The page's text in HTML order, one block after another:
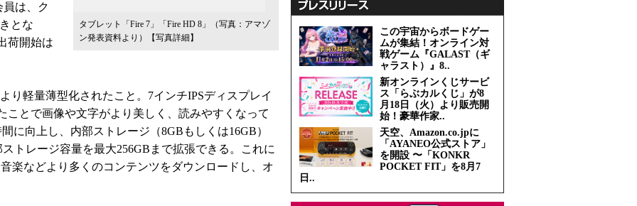
タブレット「Fire 7」「Fire HD 8」（写真：アマゾ
ン発表資料より）
【写真詳細】
員は、ク
とな
荷開始は
軽量薄型化されたこと。7インチIPSディスプレイ
ことで画像や文字がより美しく、読みやすくなって
に向上し、内部ストレージ（8GBもしくは16GB）
トレージ容量を最大256GBまで拡張できる。これに
楽などより多くのコンテンツをダウンロードし、オ
この宇宙からボードゲー
ムが集結！オンライン対
戦ゲーム『GALAST（ギ
ャラスト）』8..
新オンラインくじサービ
ス「らぶカルくじ」が8
月18日（火）より販売開
始！豪華作家..
天空、Amazon.co.jpに
「AYANEO公式ストア」
を開設 〜「KONKR
POCKET FIT」を8月7
日..